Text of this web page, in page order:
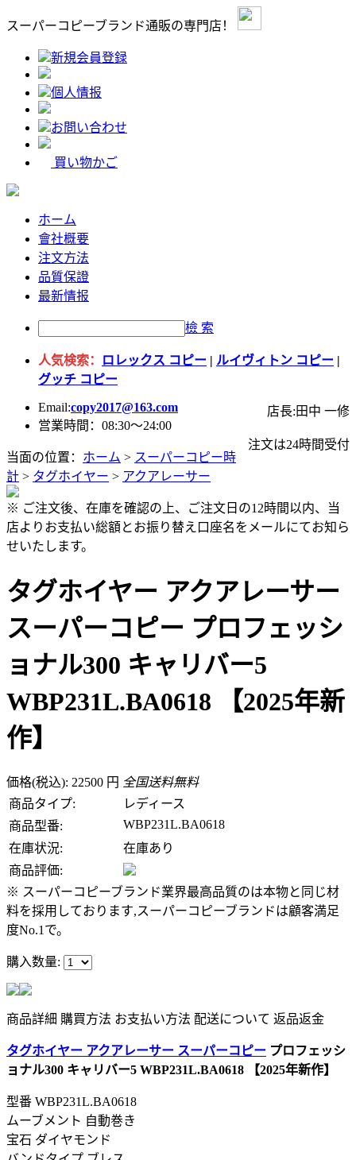
スーパーコピーブランド通販の専門店！
新規会員登録
個人情报
お問い合わせ
買い物かご
ホーム
會社概要
注文方法
品質保證
最新情报
檢 索
人気検索： ロレックス コピー | ルイヴィトン コピー |
グッチ コピー
Email:copy2017@163.com
店長:田中 一修
営業時間：08:30～24:00
注文は24時間受付
当面の位置： ホーム > スーパーコピー時
計 > タグホイヤー > アクアレーサー
※ ご注文後、在庫を確認の上、ご注文日の12時間以内、当
店よりお支払い総額とお振り替え口座名をメールにてお知ら
せいたします。
タグホイヤー アクアレーサー
スーパーコピー プロフェッシ
ョナル300 キャリバー5
WBP231L.BA0618 【2025年新
作】
価格(税込): 22500 円 全国送料無料
商品タイプ:
レディース
商品型番:
WBP231L.BA0618
在庫状況:
在庫あり
商品評価:
※ スーパーコピーブランド業界最高品質のは本物と同じ材
料を採用しております,スーパーコピーブランドは顧客満足
度No.1で。
購入数量:
商品詳細 購買方法 お支払い方法 配送について 返品返金
タグホイヤー アクアレーサー スーパーコピー プロフェッシ
ョナル300 キャリバー5 WBP231L.BA0618 【2025年新作】
型番 WBP231L.BA0618
ムーブメント 自動巻き
宝石 ダイヤモンド